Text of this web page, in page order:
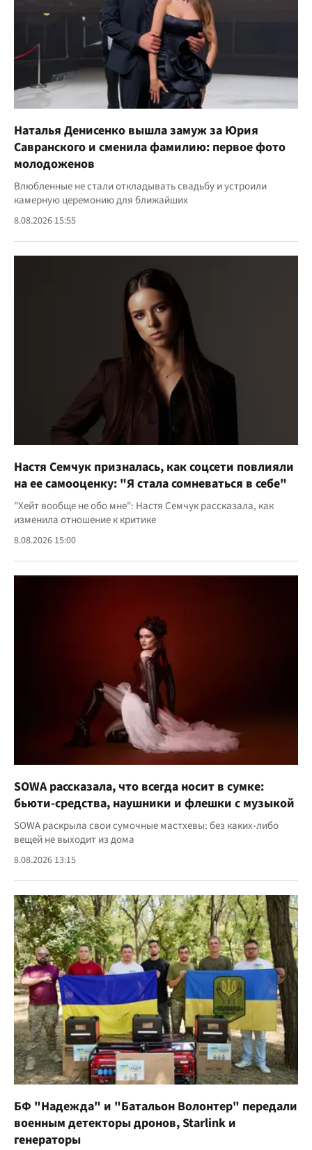
Наталья Денисенко вышла замуж за Юрия
Савранского и сменила фамилию: первое фото
молодоженов
Влюбленные не стали откладывать свадьбу и устроили
камерную церемонию для ближайших
8.08.2026 15:55
Настя Семчук призналась, как соцсети повлияли
на ее самооценку: "Я стала сомневаться в себе"
"Хейт вообще не обо мне": Настя Семчук рассказала, как
изменила отношение к критике
8.08.2026 15:00
SOWA рассказала, что всегда носит в сумке:
бьюти-средства, наушники и флешки с музыкой
SOWA раскрыла свои сумочные мастхевы: без каких-либо
вещей не выходит из дома
8.08.2026 13:15
БФ "Надежда" и "Батальон Волонтер" передали
военным детекторы дронов, Starlink и
генераторы